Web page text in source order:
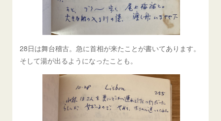
28日は舞台稽古。急に首相が来たことが書いてあります。
そして湯が出るようになったことも。